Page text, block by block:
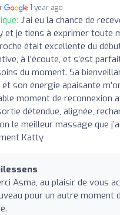
1 year ago
J’ai eu la chance de
et je tiens à exprimer toute
était excellente du
à l’écoute, et s’est
du moment. Sa
son énergie apaisante
moment de reconnexion
détendue, alignée,
le meilleur massage que
Katty
Asma, au plaisir de vous
pour un autre moment